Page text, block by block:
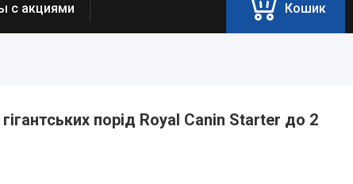
с акциями Кошик
порід Royal Canin Starter до 2